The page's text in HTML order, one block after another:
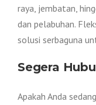
raya, jembatan,
dan pelabuhan.
solusi serbaguna
Segera
Apakah Anda